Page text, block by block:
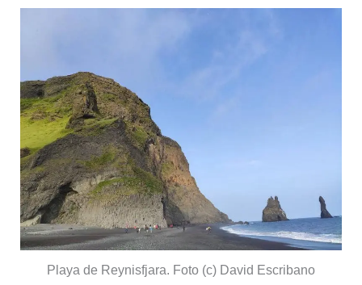
Playa de Reynisfjara. Foto (c) David Escribano